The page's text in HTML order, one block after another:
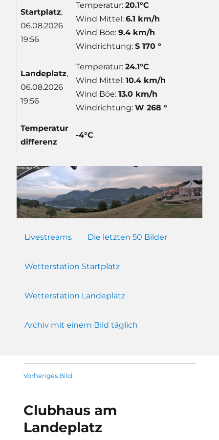
Startplatz,
06.08.2026
19:56
Temperatur:20.1°C
Wind Mittel:6.1 km/h
Wind Böe:9.4 km/h
Windrichtung:S 170 °
Landeplatz,
06.08.2026
19:56
Temperatur:24.1°C
Wind Mittel:10.4 km/h
Wind Böe:13.0 km/h
Windrichtung:W 268 °
Temperatur
differenz
-4°C
Livestreams Die letzten 50 Bilder
Wetterstation Startplatz
Wetterstation Landeplatz
Archiv mit einem Bild täglich
Vorheriges Bild
Clubhaus am
Landeplatz